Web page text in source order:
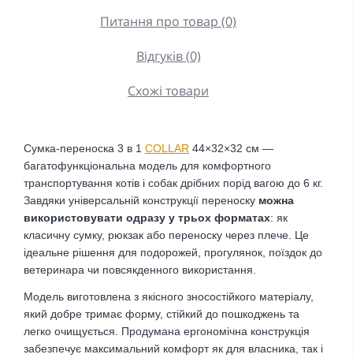
Питання про товар (0)
Відгуків (0)
Схожі товари
Сумка-переноска 3 в 1 COLLAR 44×32×32 см —
багатофункціональна модель для комфортного
транспортування котів і собак дрібних порід вагою до 6 кг.
Завдяки універсальній конструкції переноску можна
використовувати одразу у трьох форматах: як
класичну сумку, рюкзак або переноску через плече. Це
ідеальне рішення для подорожей, прогулянок, поїздок до
ветеринара чи повсякденного використання.
Модель виготовлена з якісного зносостійкого матеріалу,
який добре тримає форму, стійкий до пошкоджень та
легко очищується. Продумана ергономічна конструкція
забезпечує максимальний комфорт як для власника, так і